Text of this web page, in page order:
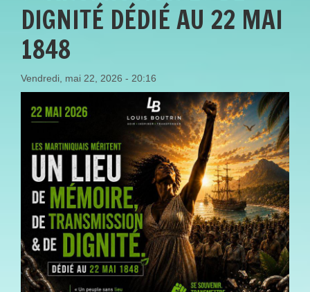
DIGNITÉ DÉDIÉ AU 22 MAI
1848
Vendredi, mai 22, 2026 - 20:16